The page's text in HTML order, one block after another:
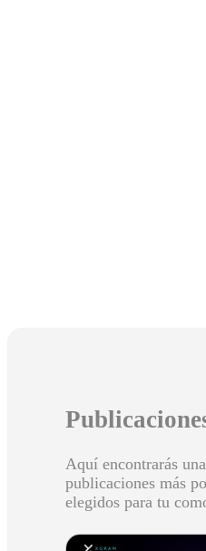
Aquí encontrarás
publicaciones más
elegidos para tu